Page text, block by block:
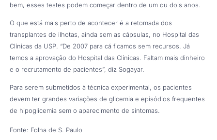
bem, esses testes podem começar dentro de um ou dois anos.
O que está mais perto de acontecer é a retomada dos
transplantes de ilhotas, ainda sem as cápsulas, no Hospital das
Clínicas da USP. “De 2007 para cá ficamos sem recursos. Já
temos a aprovação do Hospital das Clínicas. Faltam mais dinheiro
e o recrutamento de pacientes”, diz Sogayar.
Para serem submetidos à técnica experimental, os pacientes
devem ter grandes variações de glicemia e episódios frequentes
de hipoglicemia sem o aparecimento de sintomas.
Fonte: Folha de S. Paulo